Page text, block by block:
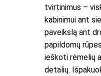
tvirtinimus –
kabinimui ant
paveikslą ant
papildomų
ieškoti rėmelių
detalių.